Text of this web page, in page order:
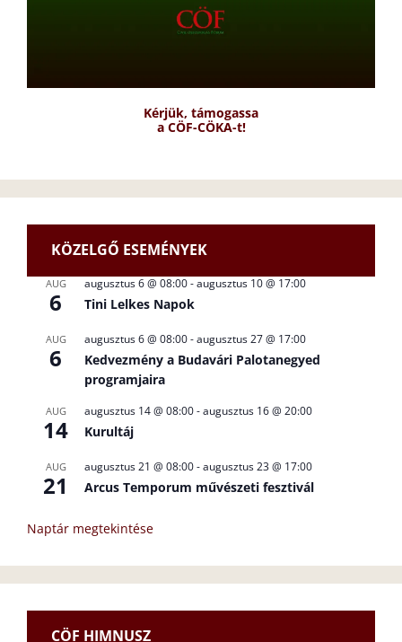
Kérjük, támogassa
a CÖF-CÖKA-t!
KÖZELGŐ ESEMÉNYEK
AUG
6
augusztus 6 @ 08:00-augusztus 10 @ 17:00
Tini Lelkes Napok
AUG
6
augusztus 6 @ 08:00-augusztus 27 @ 17:00
Kedvezmény a Budavári Palotanegyed
programjaira
AUG
14
augusztus 14 @ 08:00-augusztus 16 @ 20:00
Kurultáj
AUG
21
augusztus 21 @ 08:00-augusztus 23 @ 17:00
Arcus Temporum művészeti fesztivál
Naptár megtekintése
CÖF HIMNUSZ